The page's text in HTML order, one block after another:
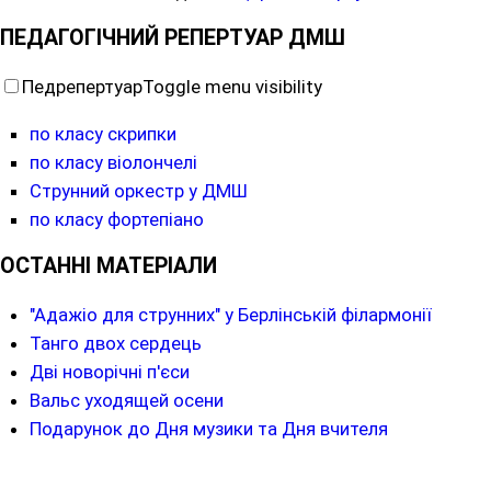
ПЕДАГОГІЧНИЙ РЕПЕРТУАР ДМШ
ПедрепертуарToggle menu visibility
по класу скрипки
по класу віолончелі
Струнний оркестр у ДМШ
по класу фортепіано
ОСТАННІ МАТЕРІАЛИ
"Адажіо для струнних" у Берлінській філармонії
Танго двох сердець
Дві новорічні п'єси
Вальс уходящей осени
Подарунок до Дня музики та Дня вчителя